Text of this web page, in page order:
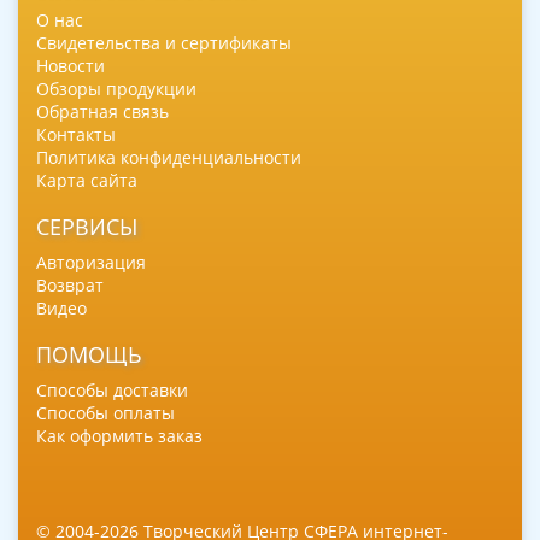
О нас
Свидетельства и сертификаты
Новости
Обзоры продукции
Обратная связь
Контакты
Политика конфиденциальности
Карта сайта
СЕРВИСЫ
Авторизация
Возврат
Видео
ПОМОЩЬ
Способы доставки
Способы оплаты
Как оформить заказ
© 2004-2026 Творческий Центр СФЕРА интернет-